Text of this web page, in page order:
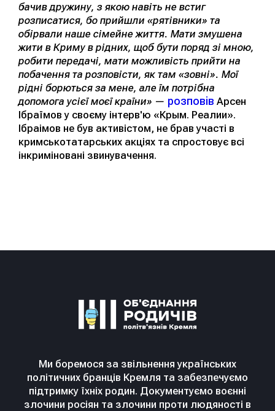
бачив дружину, з якою навіть не встиг
розписатися, бо прийшли «рятівники» та
обірвали наше сімейне життя. Мати змушена
жити в Криму в рідних, щоб бути поряд зі мною,
робити передачі, мати можливість прийти на
побачення та розповісти, як там «зовні». Мої
рідні борються за мене, але їм потрібна
допомога усієї моєї країни» — розповів Арсен
Ібраїмов у своєму інтерв'ю «Крым. Реалии».
Ібраімов не був активістом, не брав участі в
кримськотатарських акціях та спростовує всі
інкриміновані звинувачення.
Ми боремося за звільнення українських
політичних бранців Кремля та забезпечуємо
підтримку їхніх родин. Документуємо воєнні
злочини росіян та злочини проти людяності в